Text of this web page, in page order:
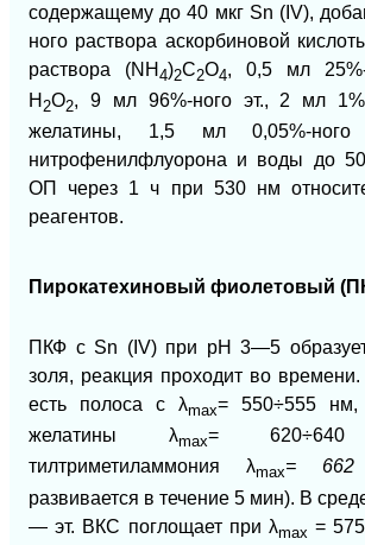
содержащему до 40 мкг Sn (IV),
ного раствора аскорбиновой
раствора (NH 4)2C2O4, 0,5 мл 25%-
Н 2O2, 9 мл 96%-ного эт., 2 мл 1%-
желатины, 1,5 мл 0,05%-
нитрофенилфлуорона и воды до
ОП через 1 ч при 530 нм
реагентов.
Пирокатехиновый фиолетовый
ПКФ с Sn (IV) при рН 3—5
золя, реакция проходит во
есть полоса с λmах= 550÷555 нм,
желатины λmах=
тилтриметиламмония λmах=
развивается в течение 5 мин). В
— эт. ВКС поглощает при λmах =